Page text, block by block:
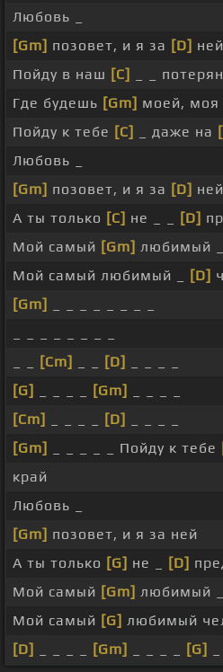
Любовь _
[Gm] позовет, и я за [D] ней
Пойду в наш [C] _ _
Где будешь [Gm] моей, моя
Пойду к тебе [C] _ даже на
Любовь _
[Gm] позовет, и я за [D] ней
А ты только [C] не _ _ [D]
Мой самый [Gm] любимый
Мой самый любимый _
[D]
[Gm]
[Cm] [D]
[G]
[Gm]
[Cm]
[D]
[Gm]
_ _ _ _ _ Пойду к тебе
край
Любовь _
[Gm] позовет, и я за ней
А ты только [G] не _ [D]
Мой самый [Gm] любимый
Мой самый [G] любимый
[D]
[Gm] [G]